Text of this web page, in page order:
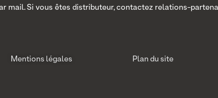
mail. Si vous êtes distributeur, contactez relations-
Mentions légales Plan du site